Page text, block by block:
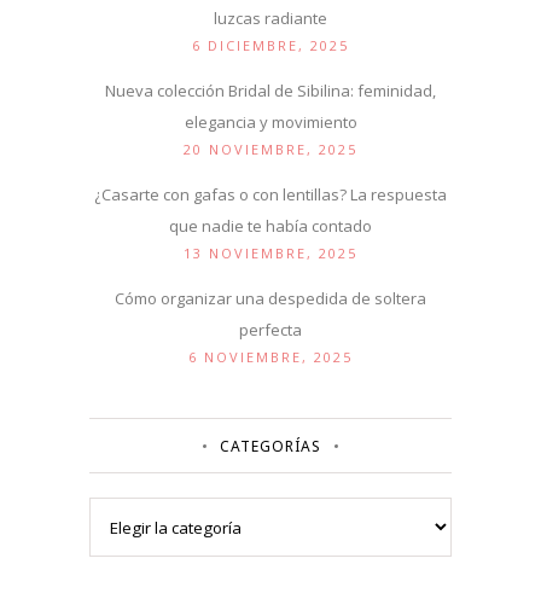
luzcas radiante
6 DICIEMBRE, 2025
Nueva colección Bridal de Sibilina: feminidad,
elegancia y movimiento
20 NOVIEMBRE, 2025
¿Casarte con gafas o con lentillas? La respuesta
que nadie te había contado
13 NOVIEMBRE, 2025
Cómo organizar una despedida de soltera
perfecta
6 NOVIEMBRE, 2025
CATEGORÍAS